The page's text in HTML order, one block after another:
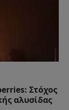
Στόχος
αλυσίδας